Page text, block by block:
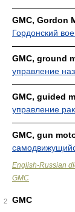
GMC, Gordon
Гордонский
GMC, ground
управление
GMC, guided
управление
GMC, gun
English-Russian
GMC
2
GMC